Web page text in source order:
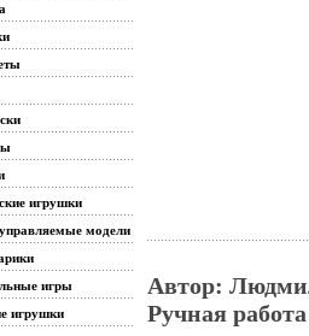
игрушки
модели
игры
игрушки
Автор:
Ручная